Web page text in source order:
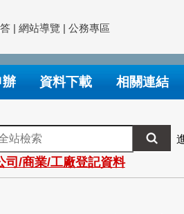
| 網站導覽 | 公務專區
資料下載 相關連結
全
司/商業/工廠登記資料